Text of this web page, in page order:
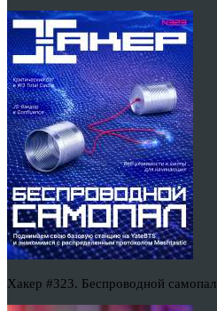
Хакер #323. Беспроводной самопал